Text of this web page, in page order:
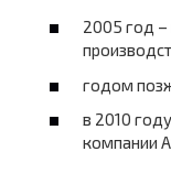
2005 год –
годом
в 2010
компании